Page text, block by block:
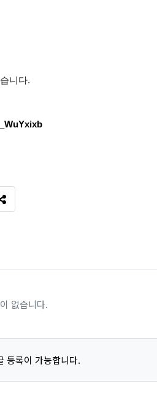
니다.
SNS 공유
없습니다.
등록이 가능합니다.